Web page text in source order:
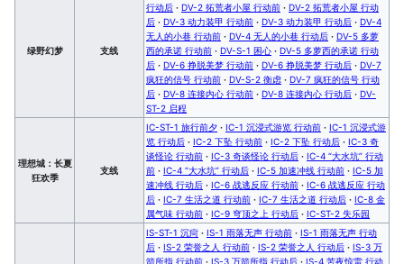
绿野幻梦 支线
行动后 · DV-2 拓荒者小屋 行动前 · DV-2 拓荒者小屋 行动
后 · DV-3 动力装甲 行动前 · DV-3 动力装甲 行动后 · DV-4
无人的小巷 行动前 · DV-4 无人的小巷 行动后 · DV-5 多萝
西的承诺 行动前 · DV-S-1 困心 · DV-5 多萝西的承诺 行动
后 · DV-6 挣脱美梦 行动前 · DV-6 挣脱美梦 行动后 · DV-7
疯狂的信号 行动前 · DV-S-2 衡虑 · DV-7 疯狂的信号 行动
后 · DV-8 连接内心 行动前 · DV-8 连接内心 行动后 · DV-
ST-2 启程
理想城：长夏
狂欢季
支线
IC-ST-1 旅行前夕 · IC-1 沉浸式游览 行动前 · IC-1 沉浸式游
览 行动后 · IC-2 下坠 行动前 · IC-2 下坠 行动后 · IC-3 奇
谈怪论 行动前 · IC-3 奇谈怪论 行动后 · IC-4 “大水坑” 行动
前 · IC-4 “大水坑” 行动后 · IC-5 加速冲线 行动前 · IC-5 加
速冲线 行动后 · IC-6 战逃反应 行动前 · IC-6 战逃反应 行动
后 · IC-7 生活之道 行动前 · IC-7 生活之道 行动后 · IC-8 金
属气味 行动前 · IC-9 穹顶之上 行动后 · IC-ST-2 失乐园
IS-ST-1 沉疴 · IS-1 雨落无声 行动前 · IS-1 雨落无声 行动
后 · IS-2 荣誉之人 行动前 · IS-2 荣誉之人 行动后 · IS-3 万
箭所指 行动前 · IS-3 万箭所指 行动后 · IS-4 苦夜惊雷 行动